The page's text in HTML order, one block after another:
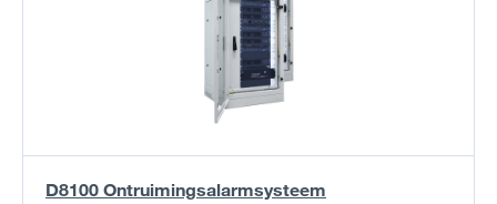
D8100 Ontruimingsalarmsysteem